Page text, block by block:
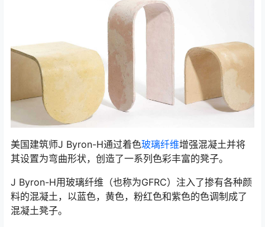
美国建筑师J Byron-H通过着色玻璃纤维增强混凝土并将
其设置为弯曲形状，创造了一系列色彩丰富的凳子。
J Byron-H用玻璃纤维（也称为GFRC）注入了掺有各种颜
料的混凝土，以蓝色，黄色，粉红色和紫色的色调制成了
混凝土凳子。